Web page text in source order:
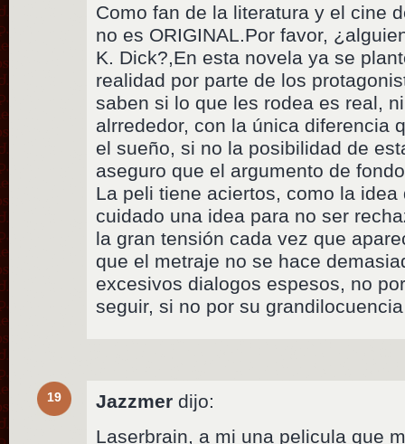
Como fan de la literatura y el cine
no es ORIGINAL.Por favor,
K. Dick?,En esta novela ya se
realidad por parte de los
saben si lo que les rodea es real,
alrrededor, con la única diferencia
el sueño, si no la posibilidad de
aseguro que el argumento de
La peli tiene aciertos, como la
cuidado una idea para no ser
la gran tensión cada vez que
que el metraje no se hace
excesivos dialogos espesos, no
seguir, si no por su
19 Jazzmer dijo:
Laserbrain, a mi una pelicula que